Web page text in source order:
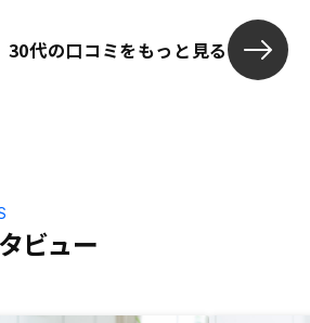
30代の口コミをもっと見る
ビュー